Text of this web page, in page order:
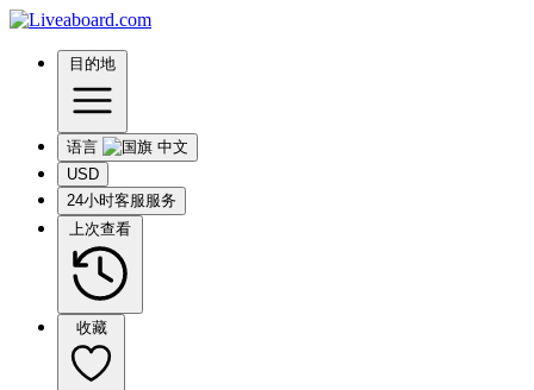
目的地
语言
USD
24小时客服服务
上次查看
收藏